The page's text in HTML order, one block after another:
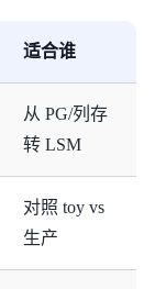
适合谁
从 PG/列存
转 LSM
对照 toy vs
生产